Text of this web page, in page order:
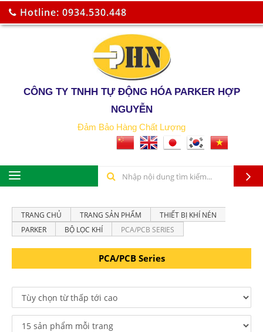
Hotline: 0934.530.448
CÔNG TY TNHH TỰ ĐỘNG HÓA PARKER HỢP
NGUYỄN
Đảm Bảo Hàng Chất Lượng
TRANG CHỦ TRANG SẢN PHẨM
THIẾT BỊ KHÍ NÉN
PARKER
BỘ LỌC KHÍ PCA/PCB SERIES
PCA/PCB Series